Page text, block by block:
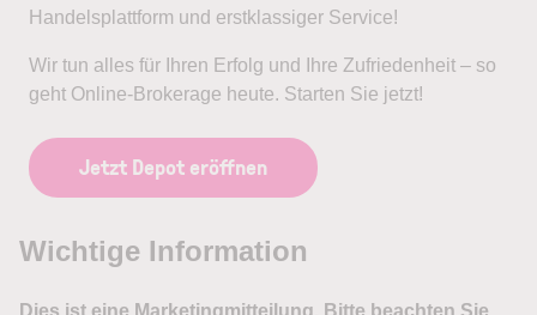
Handelsplattform und erstklassiger Service!
Wir tun alles für Ihren Erfolg und Ihre Zufriedenheit – so
geht Online-Brokerage heute. Starten Sie jetzt!
Jetzt Depot eröffnen